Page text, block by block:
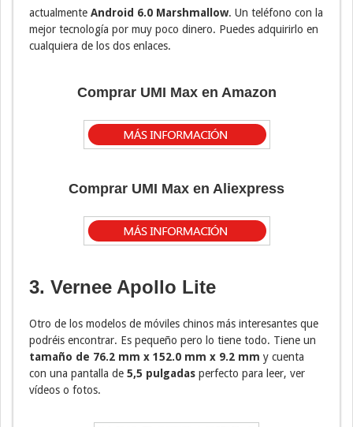
actualmente Android 6.0 Marshmallow. Un teléfono con la
mejor tecnología por muy poco dinero. Puedes adquirirlo en
cualquiera de los dos enlaces.
Comprar UMI Max en Amazon
Comprar UMI Max en Aliexpress
3. Vernee Apollo Lite
Otro de los modelos de móviles chinos más interesantes que
podréis encontrar. Es pequeño pero lo tiene todo. Tiene un
tamaño de 76.2 mm x 152.0 mm x 9.2 mm y cuenta
con una pantalla de 5,5 pulgadas perfecto para leer, ver
vídeos o fotos.